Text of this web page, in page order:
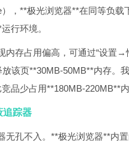
），**极光浏览器**在同等负
行环境。
内存占用偏高，可通过“设置
放该页**30MB-50MB**内存。
品少占用**180MB-220MB**
追踪器
无孔不入。**极光浏览器**内